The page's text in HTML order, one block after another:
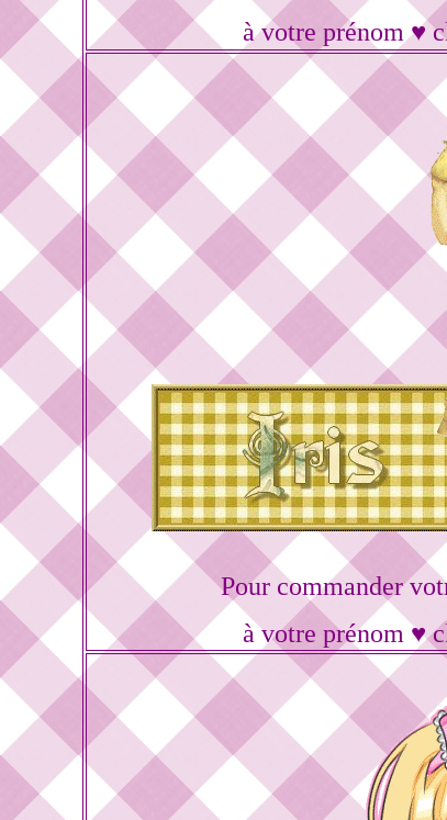
à votre prénom ♥
Pour commander
à votre prénom ♥